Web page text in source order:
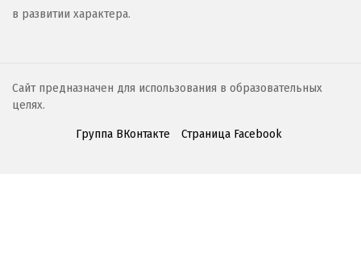
в развитии характера.
Сайт предназначен для использования в образовательных
целях.
Группа ВКонтакте
Страница Facebook